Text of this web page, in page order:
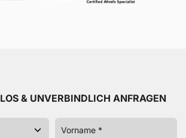
& UNVERBINDLICH ANFRAGEN